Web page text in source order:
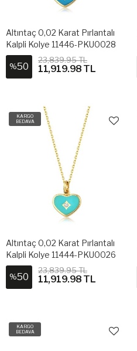
Altıntaç 0,02 Karat Pırlantalı
Kalpli Kolye 11446-PKU0028
%50
23,839.95 TL
11,919.98 TL
KARGO
BEDAVA
Altıntaç 0,02 Karat Pırlantalı
Kalpli Kolye 11444-PKU0026
%50
23,839.95 TL
11,919.98 TL
KARGO
BEDAVA